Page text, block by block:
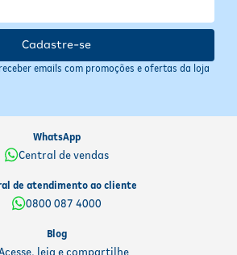
os olhos. Em caso de contato, enxaguar
em caso de irritação;
contra insolação;
emails com promoções e ofertas da loja
Cadastre-se
WhatsApp
Central de vendas
de atendimento ao cliente
0800 087 4000
Blog
leia e compartilhe